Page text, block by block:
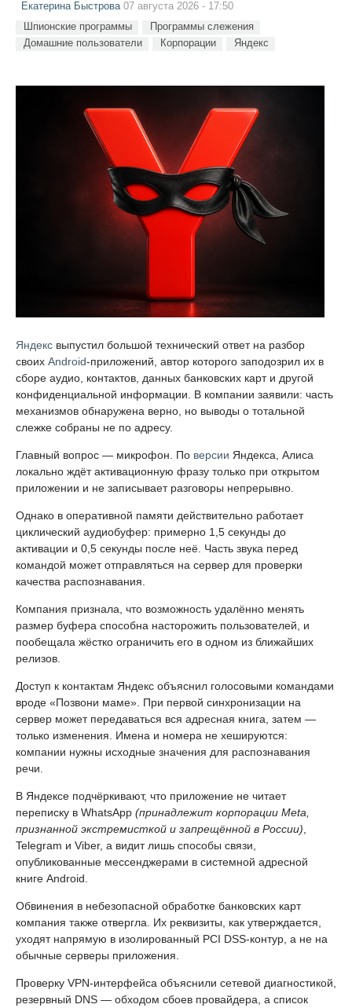
Екатерина Быстрова07 августа 2026 - 17:50
Шпионские программы
Программы слежения
Домашние пользователи
Корпорации Яндекс
Яндекс выпустил большой технический ответ на разбор
своих Android-приложений, автор которого заподозрил их в
сборе аудио, контактов, данных банковских карт и другой
конфиденциальной информации. В компании заявили: часть
механизмов обнаружена верно, но выводы о тотальной
слежке собраны не по адресу.
Главный вопрос — микрофон. По версии Яндекса, Алиса
локально ждёт активационную фразу только при открытом
приложении и не записывает разговоры непрерывно.
Однако в оперативной памяти действительно работает
циклический аудиобуфер: примерно 1,5 секунды до
активации и 0,5 секунды после неё. Часть звука перед
командой может отправляться на сервер для проверки
качества распознавания.
Компания признала, что возможность удалённо менять
размер буфера способна насторожить пользователей, и
пообещала жёстко ограничить его в одном из ближайших
релизов.
Доступ к контактам Яндекс объяснил голосовыми командами
вроде «Позвони маме». При первой синхронизации на
сервер может передаваться вся адресная книга, затем —
только изменения. Имена и номера не хешируются:
компании нужны исходные значения для распознавания
речи.
В Яндексе подчёркивают, что приложение не читает
переписку в WhatsApp (принадлежит корпорации Meta,
признанной экстремисткой и запрещённой в России)
Telegram и Viber, а видит лишь способы связи,
опубликованные мессенджерами в системной адресной
книге Android.
Обвинения в небезопасной обработке банковских карт
компания также отвергла. Их реквизиты, как утверждается,
уходят напрямую в изолированный PCI DSS-контур, а не на
обычные серверы приложения.
Проверку VPN-интерфейса объяснили сетевой диагностикой,
резервный DNS — обходом сбоев провайдера, а список